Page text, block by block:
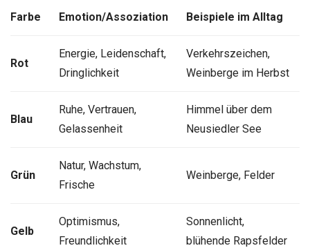
Farbe Emotion/Assoziation Beispiele im Alltag
Rot
Energie, Leidenschaft,
Dringlichkeit
Verkehrszeichen,
Weinberge im Herbst
Blau
Ruhe, Vertrauen,
Gelassenheit
Himmel über dem
Neusiedler See
Grün
Natur, Wachstum,
Frische
Weinberge, Felder
Gelb
Optimismus,
Freundlichkeit
Sonnenlicht,
blühende Rapsfelder